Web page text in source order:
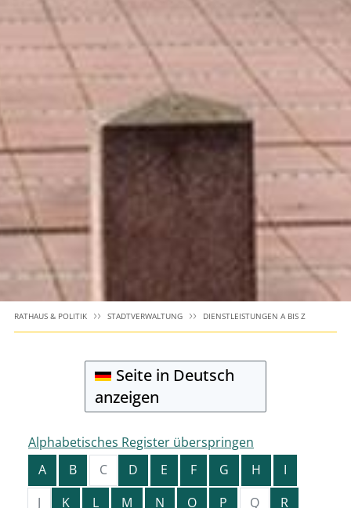
RATHAUS & POLITIK STADTVERWALTUNG DIENSTLEISTUNGEN A BIS Z
Seite in Deutsch
anzeigen
Alphabetisches Register überspringen
A
B C D E F G H
I
J
K L M N O P Q R